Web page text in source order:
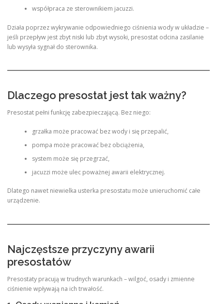
współpraca ze sterownikiem jacuzzi.
Działa poprzez wykrywanie odpowiedniego ciśnienia wody w układzie –
jeśli przepływ jest zbyt niski lub zbyt wysoki, presostat odcina zasilanie
lub wysyła sygnał do sterownika.
Dlaczego presostat jest tak ważny?
Presostat pełni funkcję zabezpieczającą. Bez niego:
grzałka może pracować bez wody i się przepalić,
pompa może pracować bez obciążenia,
system może się przegrzać,
jacuzzi może ulec poważnej awarii elektrycznej.
Dlatego nawet niewielka usterka presostatu może unieruchomić całe
urządzenie.
Najczęstsze przyczyny awarii
presostatów
Presostaty pracują w trudnych warunkach – wilgoć, osady i zmienne
ciśnienie wpływają na ich trwałość.